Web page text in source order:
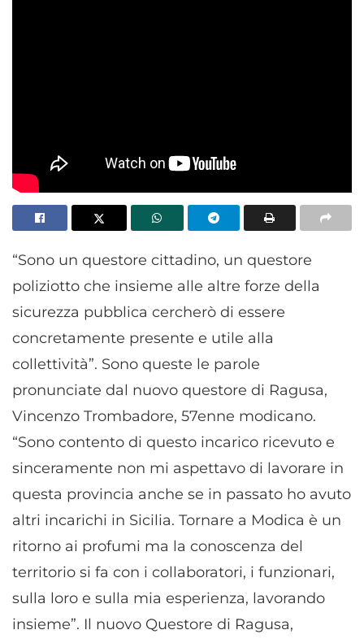
“Sono un questore cittadino, un questore
poliziotto che insieme alle altre forze della
sicurezza pubblica cercherò di essere
concretamente presente e utile alla
collettività”. Sono queste le parole
pronunciate dal nuovo questore di Ragusa,
Vincenzo Trombadore, 57enne modicano.
“Sono contento di questo incarico ricevuto e
sinceramente non mi aspettavo di lavorare in
questa provincia anche se in passato ho avuto
altri incarichi in Sicilia. Tornare a Modica è un
ritorno ai profumi ma la conoscenza del
territorio si fa con i collaboratori, i funzionari,
sulla loro e sulla mia esperienza, lavorando
insieme”. Il nuovo Questore di Ragusa,